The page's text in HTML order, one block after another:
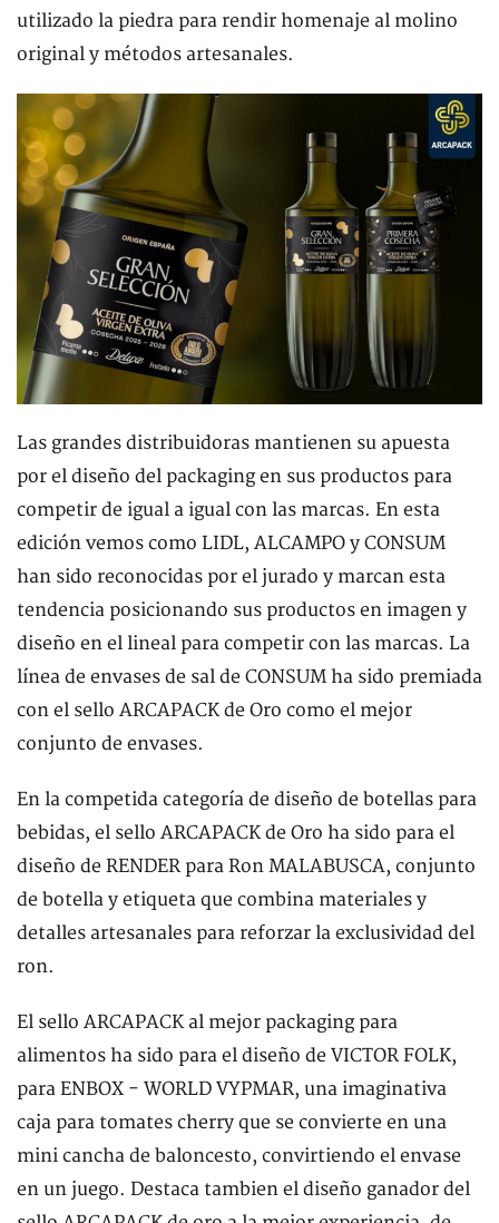
utilizado la piedra para rendir homenaje al molino
original y métodos artesanales.
Las grandes distribuidoras mantienen su apuesta
por el diseño del packaging en sus productos para
competir de igual a igual con las marcas. En esta
edición vemos como LIDL, ALCAMPO y CONSUM
han sido reconocidas por el jurado y marcan esta
tendencia posicionando sus productos en imagen y
diseño en el lineal para competir con las marcas. La
línea de envases de sal de CONSUM ha sido premiada
con el sello ARCAPACK de Oro como el mejor
conjunto de envases.
En la competida categoría de diseño de botellas para
bebidas, el sello ARCAPACK de Oro ha sido para el
diseño de RENDER para Ron MALABUSCA, conjunto
de botella y etiqueta que combina materiales y
detalles artesanales para reforzar la exclusividad del
ron.
El sello ARCAPACK al mejor packaging para
alimentos ha sido para el diseño de VICTOR FOLK,
para ENBOX - WORLD VYPMAR, una imaginativa
caja para tomates cherry que se convierte en una
mini cancha de baloncesto, convirtiendo el envase
en un juego. Destaca tambien el diseño ganador del